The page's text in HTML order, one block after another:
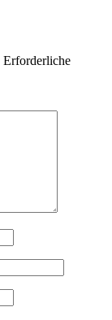
Erforderliche